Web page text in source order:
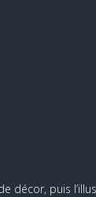
décor, puis